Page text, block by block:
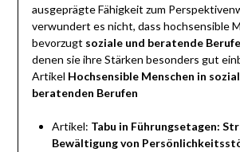
ausgeprägte Fähigkeit zum
verwundert es nicht, dass hochsensible
bevorzugt soziale und beratende Berufe
denen sie ihre Stärken besonders gut
Artikel Hochsensible Menschen in
beratenden Berufen
Artikel: Tabu in Führungsetagen:
Bewältigung von